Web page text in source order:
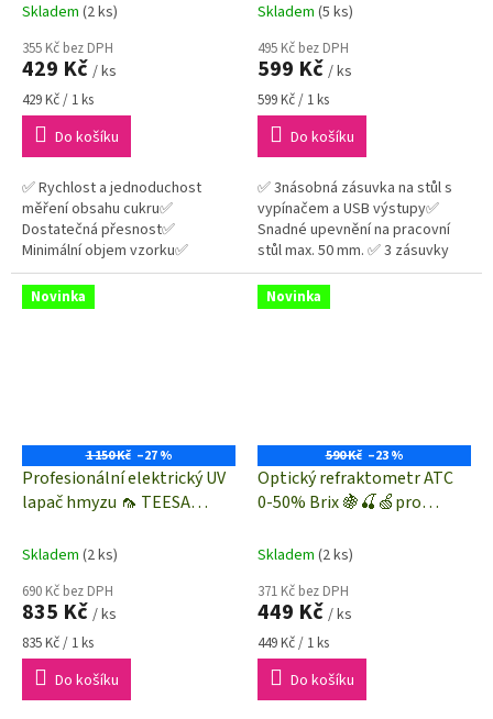
vína 🥂, piva 🍺 či likéru)
Skladem (2 ks)
355 Kč bez DPH
429 Kč / ks
Měrná
cena:
429 Kč / 1 ks
Do košíku
✅ Rychlost a jednoduchost
měření obsahu cukru✅
Dostatečná přesnost✅
Minimální objem vzorku✅
Přenositelnost a nezávislost
na stůl | USB-C + USB-A |
Skladem (5 ks)
495 Kč bez DPH
599 Kč / ks
Měrná
cena:
599 Kč / 1 ks
Do košíku
✅ 3násobná zásuvka na stůl s
vypínačem a USB výstupy✅
Snadné upevnění na pracovní
stůl max. 50 mm. ✅ 3 zásuvky
250V~/16A s dětskými
clonkami✅ 2× USB-C, 1× USB-A✅
Délka...
Novinka
1 150 Kč –27 %
Profesionální elektrický UV
lapač hmyzu 🦟 TEESA
275 mm
Skladem (2 ks)
690 Kč bez DPH
835 Kč / ks
Měrná
cena:
835 Kč / 1 ks
Do košíku
Novinka
590 Kč –23 %
Optický refraktometr ATC
0-50% Brix 🍇🍒🍏pro
ovocných koncentrátech 🍐
Skladem (2 ks)
371 Kč bez DPH
449 Kč / ks
Měrná
cena:
449 Kč / 1 ks
Do košíku